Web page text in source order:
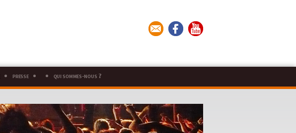
presse qui sommes-nous ?